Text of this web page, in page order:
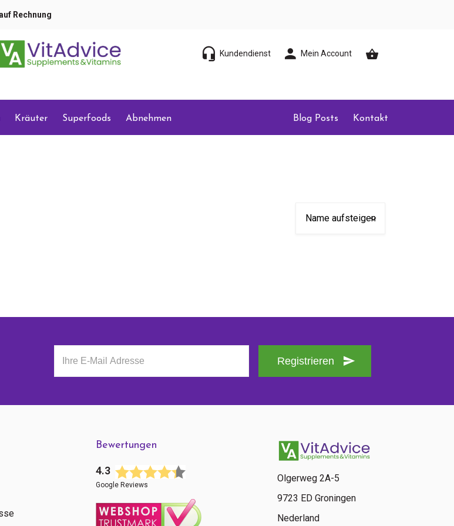
Rechnung
Kundendienst Mein Account
Kräuter Superfoods Abnehmen Blog Posts Kontakt
Registrieren
Bewertungen
4.3
Google Reviews
Olgerweg 2A-5
9723 ED Groningen
Nederland